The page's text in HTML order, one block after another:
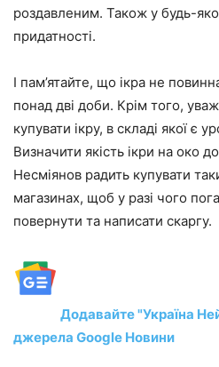
роздавленим. Також у будь-
придатності.
І пам’ятайте, що ікра не
понад дві доби. Крім того,
купувати ікру, в складі якої є
Визначити якість ікри на око
Несміянов радить купувати
магазинах, щоб у разі чого
повернути та написати скаргу.
Додавайте "Україна
джерела Google Новини